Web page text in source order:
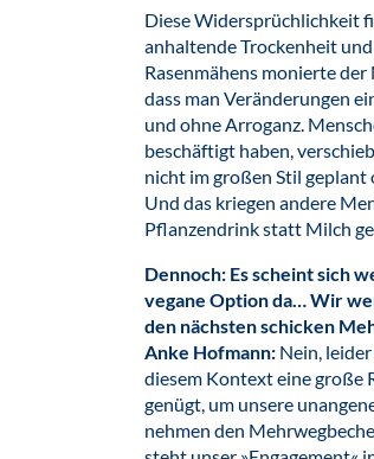
Diese Widersprüchlichkeit
anhaltende Trockenheit
Rasenmähens monierte der
dass man Veränderungen
und ohne Arroganz.
beschäftigt haben,
nicht im großen Stil geplant
Und das kriegen andere
Pflanzendrink statt Milch
Dennoch: Es scheint sich
vegane Option da… Wir
den nächsten schicken
Anke Hofmann: Nein,
diesem Kontext eine große
genügt, um unsere
nehmen den